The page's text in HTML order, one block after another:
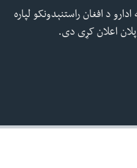
د افغان راستنېدونکو لپاره